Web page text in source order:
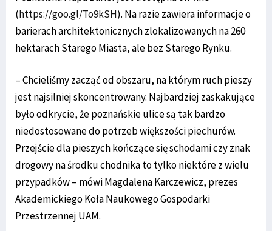
(https://goo.gl/To9kSH). Na razie zawiera informacje o
barierach architektonicznych zlokalizowanych na 260
hektarach Starego Miasta, ale bez Starego Rynku.
– Chcieliśmy zacząć od obszaru, na którym ruch pieszy
jest najsilniej skoncentrowany. Najbardziej zaskakujące
było odkrycie, że poznańskie ulice są tak bardzo
niedostosowane do potrzeb większości piechurów.
Przejście dla pieszych kończące się schodami czy znak
drogowy na środku chodnika to tylko niektóre z wielu
przypadków – mówi Magdalena Karczewicz, prezes
Akademickiego Koła Naukowego Gospodarki
Przestrzennej UAM.